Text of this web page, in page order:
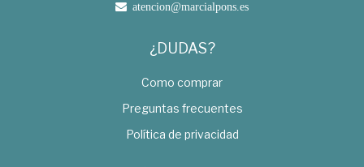
atencion@marcialpons.es
¿DUDAS?
Como comprar
Preguntas frecuentes
Política de privacidad